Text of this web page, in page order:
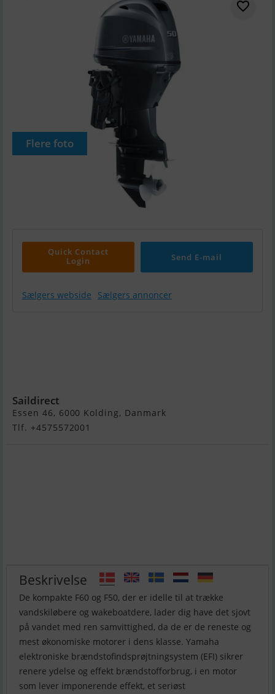
Flere foto
Quick Contact
Login
Send E-mail
Sælgers webside Sælgers annoncer
Saildirect
Essen 46, 6000 Kolding, Danmark
Tlf. +4575572001
Beskrivelse
De kompakte F60 og F50, der er idelle til at trække
vandskiløbere og wakeboatdere, lader dig have det sjovt
på vandet med ren samvittighed, da de er de reneste og
mest økonomiske motorer i dens klasse. Yamaha
elektroniske brændstofindsprøjtningsystem (EFI) sikrer
renere ydelse og effekt brændstofforbrug, i en motor
som lever imponerende effekt, et seriøst